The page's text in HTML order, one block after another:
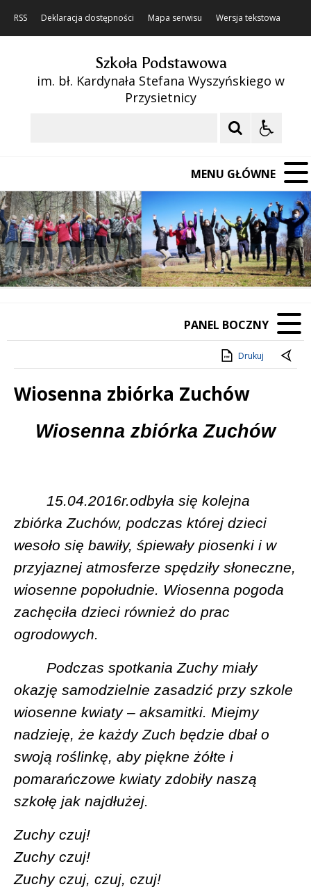
RSS Deklaracja dostępności Mapa serwisu Wersja tekstowa
Szkoła Podstawowa
im. bł. Kardynała Stefana Wyszyńskiego w
Przysietnicy
MENU GŁÓWNE
Poprzedni Element
Następny Element
❚❚
PANEL BOCZNY
Drukuj
Wiosenna zbiórka Zuchów
Treść
Wiosenna zbiórka Zuchów
15.04.2016r.odbyła się kolejna
zbiórka Zuchów, podczas której dzieci
wesoło się bawiły, śpiewały piosenki i w
przyjaznej atmosferze spędziły słoneczne,
wiosenne popołudnie. Wiosenna pogoda
zachęciła dzieci również do prac
ogrodowych.
Podczas spotkania Zuchy miały
okazję samodzielnie zasadzić przy szkole
wiosenne kwiaty – aksamitki. Miejmy
nadzieję, że każdy Zuch będzie dbał o
swoją roślinkę, aby piękne żółte i
pomarańczowe kwiaty zdobiły naszą
szkołę jak najdłużej.
Zuchy czuj!
Zuchy czuj!
Zuchy czuj, czuj, czuj!